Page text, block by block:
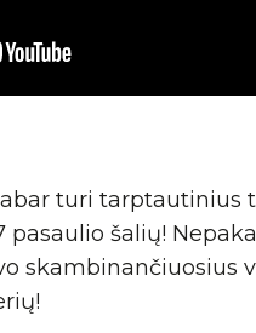
turi tarptautinius
pasaulio šalių!
skambinančiuosius